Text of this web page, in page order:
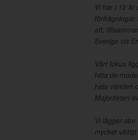
Vi har i 12 år
förfrågningar
att,
Sverige via
Vårt fokus
hitta de
hela världen
Majoriteten
Vi lägger
mycket